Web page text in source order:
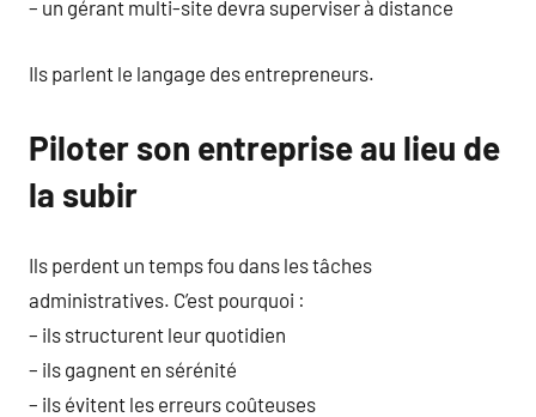
– un gérant multi-site devra superviser à distance
Ils parlent le langage des entrepreneurs.
Piloter son entreprise au lieu de
la subir
Ils perdent un temps fou dans les tâches
administratives. C’est pourquoi :
– ils structurent leur quotidien
– ils gagnent en sérénité
– ils évitent les erreurs coûteuses